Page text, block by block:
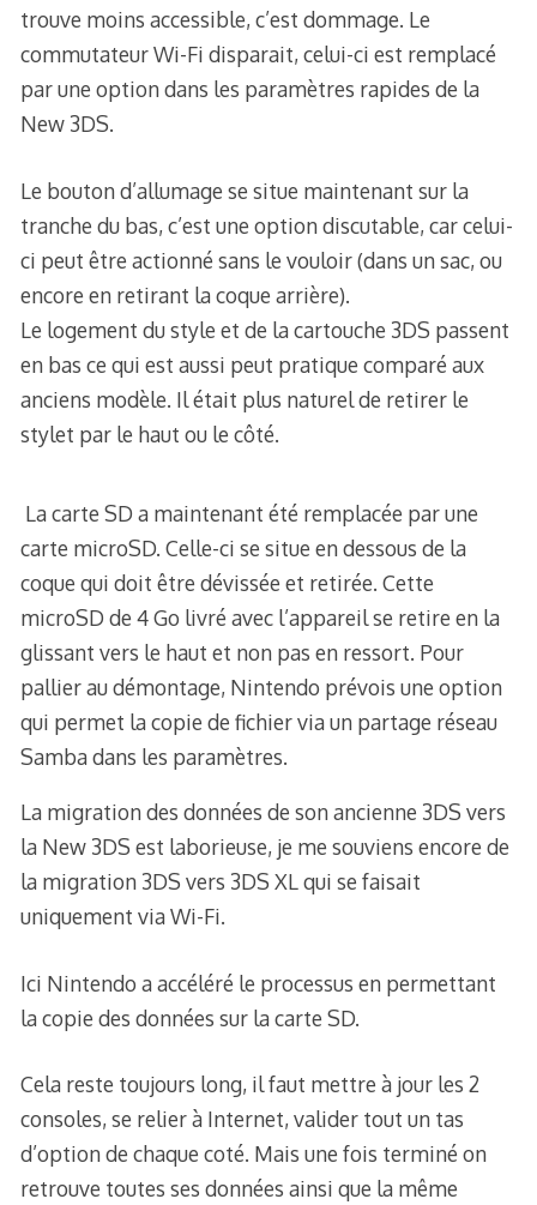
trouve moins accessible, c’est dommage. Le
commutateur Wi-Fi disparait, celui-ci est remplacé
par une option dans les paramètres rapides de la
New 3DS.
Le bouton d’allumage se situe maintenant sur la
tranche du bas, c’est une option discutable, car celui-
ci peut être actionné sans le vouloir (dans un sac, ou
encore en retirant la coque arrière).
Le logement du style et de la cartouche 3DS passent
en bas ce qui est aussi peut pratique comparé aux
anciens modèle. Il était plus naturel de retirer le
stylet par le haut ou le côté.
La carte SD a maintenant été remplacée par une
carte microSD. Celle-ci se situe en dessous de la
coque qui doit être dévissée et retirée. Cette
microSD de 4 Go livré avec l’appareil se retire en la
glissant vers le haut et non pas en ressort. Pour
pallier au démontage, Nintendo prévois une option
qui permet la copie de fichier via un partage réseau
Samba dans les paramètres.
La migration des données de son ancienne 3DS vers
la New 3DS est laborieuse, je me souviens encore de
la migration 3DS vers 3DS XL qui se faisait
uniquement via Wi-Fi.
Ici Nintendo a accéléré le processus en permettant
la copie des données sur la carte SD.
Cela reste toujours long, il faut mettre à jour les 2
consoles, se relier à Internet, valider tout un tas
d’option de chaque coté. Mais une fois terminé on
retrouve toutes ses données ainsi que la même